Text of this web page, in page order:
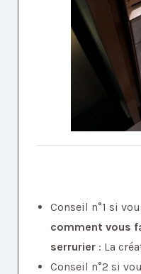
Conseil n°1 si
comment vous
serrurier : La
Conseil n°2 si